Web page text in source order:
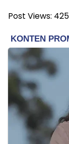
Post Views: 425